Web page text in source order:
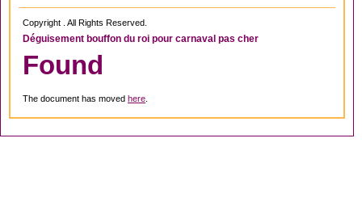
Copyright . All Rights Reserved.
Déguisement bouffon du roi pour carnaval pas cher
Found
The document has moved here